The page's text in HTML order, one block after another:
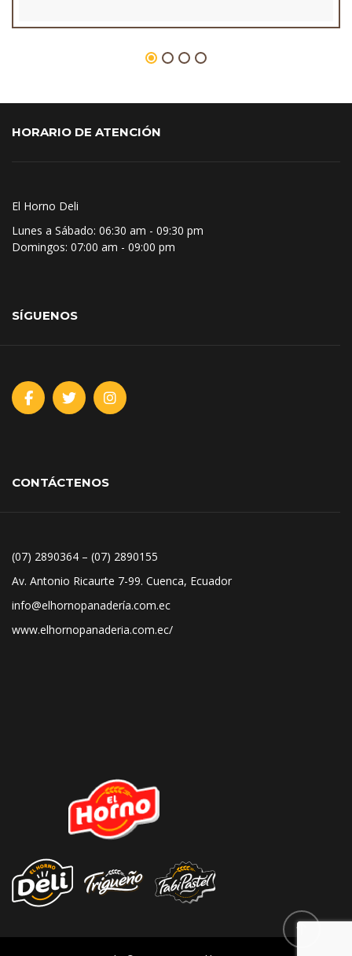
HORARIO DE ATENCIÓN
El Horno Deli
Lunes a Sábado: 06:30 am - 09:30 pm
Domingos: 07:00 am - 09:00 pm
SÍGUENOS
CONTÁCTENOS
(07) 2890364 – (07) 2890155
Av. Antonio Ricaurte 7-99. Cuenca, Ecuador
info@elhornopanadería.com.ec
www.elhornopanaderia.com.ec/